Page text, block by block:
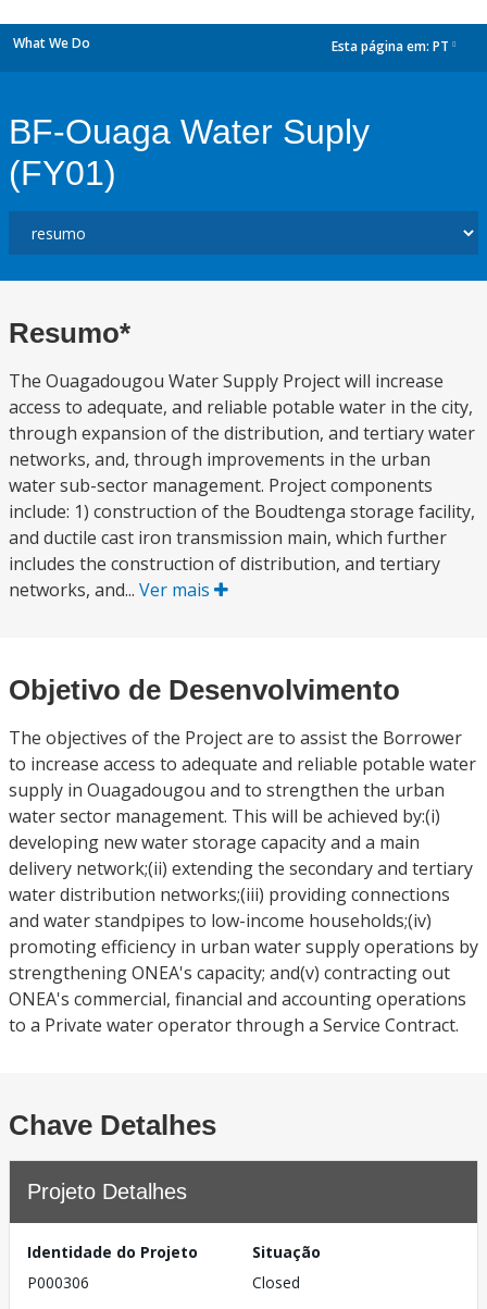
What We Do Esta página em: PT
BF-Ouaga Water Suply
(FY01)
Resumo*
The Ouagadougou Water Supply Project will increase
access to adequate, and reliable potable water in the city,
through expansion of the distribution, and tertiary water
networks, and, through improvements in the urban
water sub-sector management. Project components
include: 1) construction of the Boudtenga storage facility,
and ductile cast iron transmission main, which further
includes the construction of distribution, and tertiary
networks, and... Ver mais
Objetivo de Desenvolvimento
The objectives of the Project are to assist the Borrower
to increase access to adequate and reliable potable water
supply in Ouagadougou and to strengthen the urban
water sector management. This will be achieved by:(i)
developing new water storage capacity and a main
delivery network;(ii) extending the secondary and tertiary
water distribution networks;(iii) providing connections
and water standpipes to low-income households;(iv)
promoting efficiency in urban water supply operations by
strengthening ONEA's capacity; and(v) contracting out
ONEA's commercial, financial and accounting operations
to a Private water operator through a Service Contract.
Chave Detalhes
Projeto Detalhes
Identidade do Projeto
P000306
Situação
Closed